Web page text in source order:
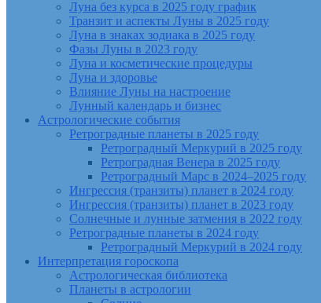
Луна без курса в 2025 году график
Транзит и аспекты Луны в 2025 году
Луна в знаках зодиака в 2025 году
Фазы Луны в 2023 году
Луна и косметические процедуры
Луна и здоровье
Влияние Луны на настроение
Лунный календарь и бизнес
Астрологические события
Ретроградные планеты в 2025 году
Ретроградный Меркурий в 2025 году
Ретроградная Венера в 2025 году
Ретроградный Марс в 2024–2025 году
Ингрессия (транзиты) планет в 2024 году
Ингрессия (транзиты) планет в 2023 году
Солнечные и лунные затмения в 2022 году
Ретроградные планеты в 2024 году
Ретроградный Меркурий в 2024 году
Интерпретация гороскопа
Астрологическая библиотека
Планеты в астрологии